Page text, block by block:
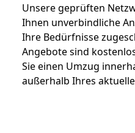
Unsere geprüften
Ihnen unverbindliche
Ihre Bedürfnisse
Angebote sind
Sie einen Umzug
außerhalb Ihres